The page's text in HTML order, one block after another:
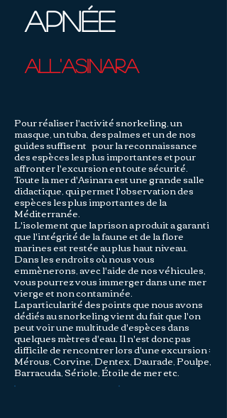
apnée
all'asinara
Pour réaliser l'activité snorkeling, un
masque, un tuba, des palmes et un de nos
guides suffisent pour la reconnaissance
des espèces les plus importantes et pour
affronter l'excursion en toute sécurité.
Toute la mer d'Asinara est une grande salle
didactique, qui permet l'observation des
espèces les plus importantes de la
Méditerranée.
L'isolement que la prison a produit a garanti
que l'intégrité de la faune et de la flore
marines est restée au plus haut niveau.
Dans les endroits où nous vous
emmènerons, avec l'aide de nos véhicules,
vous pourrez vous immerger dans une mer
vierge et non contaminée.
La particularité des points que nous avons
dédiés au snorkeling vient du fait que l'on
peut voir une multitude d'espèces dans
quelques mètres d'eau. Il n'est donc pas
difficile de rencontrer lors d'une excursion :
Mérous, Corvine, Dentex, Daurade, Poulpe,
Barracuda, Sériole, Étoile de mer etc.